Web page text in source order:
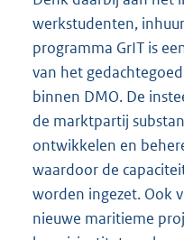
werkstudenten,
programma GrIT is
van het
binnen DMO. De
de marktpartij
ontwikkelen en
waardoor de
worden ingezet. Ook
nieuwe maritieme